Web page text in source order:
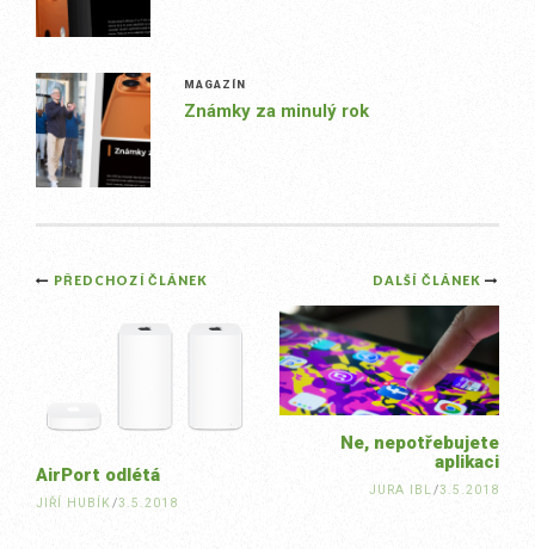
MAGAZÍN
Známky za minulý rok
Post
navigation
DALŠÍ ČLÁNEK
Ne, nepotřebujete
aplikaci
JURA IBL/3.5.2018
PŘEDCHOZÍ ČLÁNEK
AirPort odlétá
JIŘÍ HUBÍK/3.5.2018